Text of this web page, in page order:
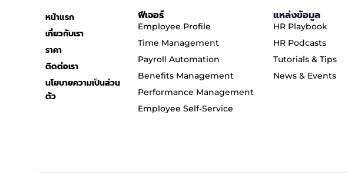
หน้าแรก
เกี่ยวกับเรา
ราคา
ติดต่อเรา
นโยบายความเป็นส่วน
ตัว
ฟีเจอร์
Employee Profile
Time Management
Payroll Automation
Benefits Management
Performance Management
Employee Self-Service
แหล่งข้อมูล
HR Playbook
HR Podcasts
Tutorials & Tips
News & Events